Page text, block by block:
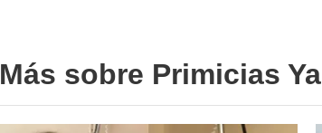
Más sobre Primicias Ya